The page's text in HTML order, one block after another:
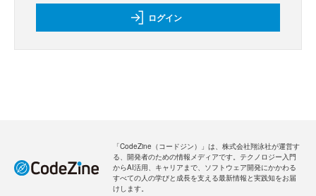
ログイン
「CodeZine（コードジン）」は、株式会社翔泳社が運営す
る、開発者のための情報メディアです。テクノロジー入門
からAI活用、キャリアまで、ソフトウェア開発にかかわる
すべての人の学びと成長を支える最新情報と実践知をお届
けします。